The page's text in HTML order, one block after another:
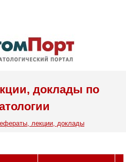
доклады по
лекции, доклады